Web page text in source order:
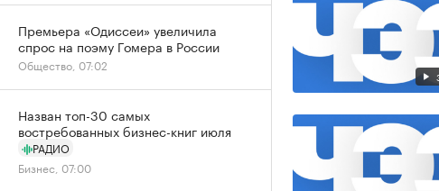
Премьера «Одиссеи» увеличила
спрос на поэму Гомера в России
Общество, 07:02
Назван топ-30 самых
востребованных бизнес-книг июля
РАДИО
Бизнес, 07:00